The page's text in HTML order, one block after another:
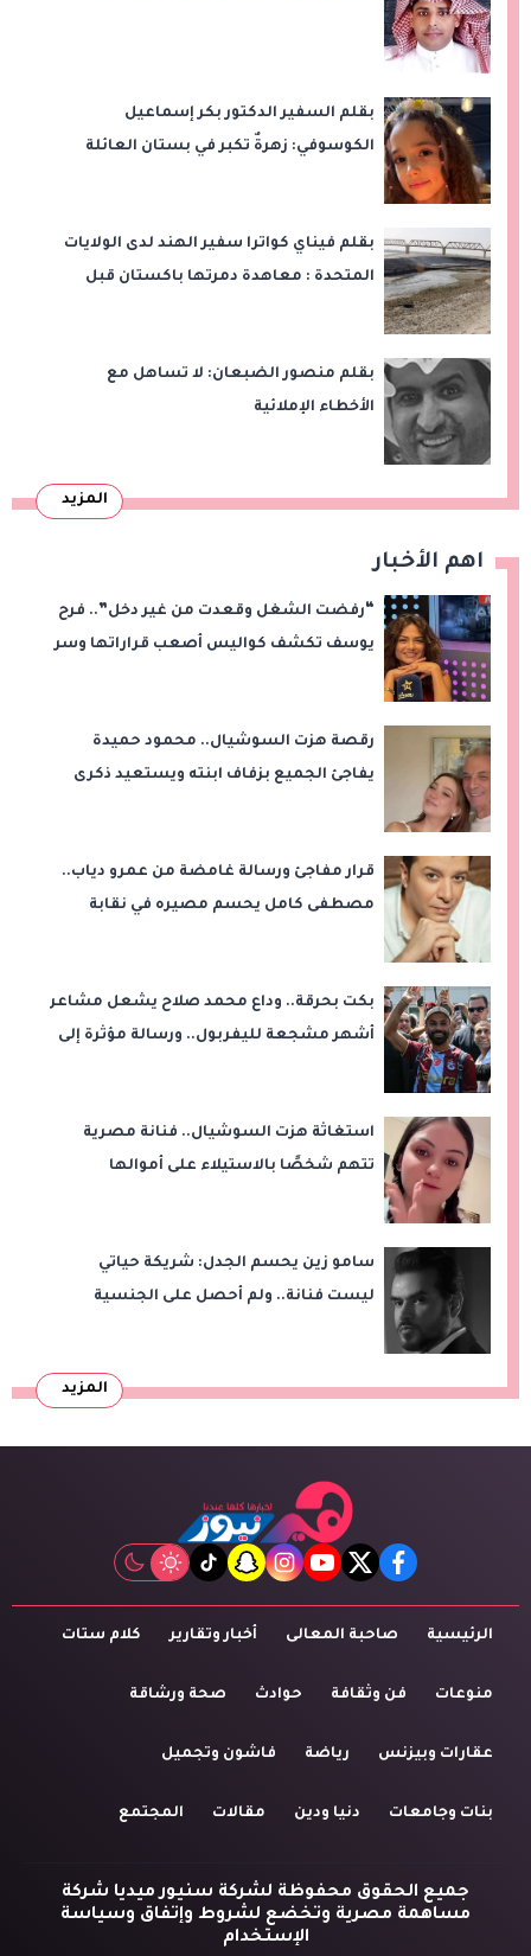
بقلم السفير الدكتور بكر إسماعيل
الكوسوفي: زهرةٌ تكبر في بستان العائلة
بقلم فيناي كواترا سفير الهند لدى الولايات
المتحدة : معاهدة دمرتها باكستان قبل
بقلم منصور الضبعان: لا تساهل مع
الأخطاء الإملائية
المزيد
اهم الأخبار
“رفضت الشغل وقعدت من غير دخل”.. فرح
يوسف تكشف كواليس أصعب قراراتها وسر
رقصة هزت السوشيال.. محمود حميدة
يفاجئ الجميع بزفاف ابنته ويستعيد ذكرى
قرار مفاجئ ورسالة غامضة من عمرو دياب..
مصطفى كامل يحسم مصيره في نقابة
بكت بحرقة.. وداع محمد صلاح يشعل مشاعر
أشهر مشجعة لليفربول.. ورسالة مؤثرة إلى
استغاثة هزت السوشيال.. فنانة مصرية
تتهم شخصًا بالاستيلاء على أموالها
سامو زين يحسم الجدل: شريكة حياتي
ليست فنانة.. ولم أحصل على الجنسية
المزيد
facebook
twitter
youtube
instagram
snapchat
tiktok
الرئيسية صاحبة المعالى أخبار وتقارير كلام ستات
منوعات فن وثقافة حوادث صحة ورشاقة
عقارات وبيزنس رياضة فاشون وتجميل
بنات وجامعات دنيا ودين مقالات المجتمع
جميع الحقوق محفوظة لشركة سنيور ميديا شركة
مساهمة مصرية وتخضع لشروط وإتفاق وسياسة
الإستخدام